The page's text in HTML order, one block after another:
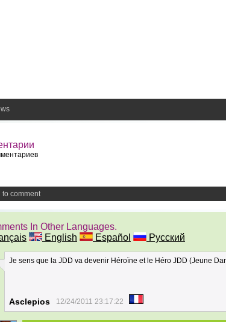
to comment
In Other Languages.
English Español Русский
Je sens que la JDD va devenir Héroïne et le Héro JDD (Jeune
Asclepios 12/24/2011 23:17:22